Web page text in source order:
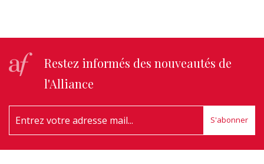
Restez informés des nouveautés de
l'Alliance
S'abonner